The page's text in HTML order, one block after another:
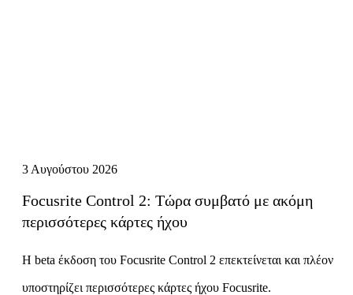
3 Αυγούστου 2026
Focusrite Control 2: Τώρα συμβατό με ακόμη
περισσότερες κάρτες ήχου
Η beta έκδοση του Focusrite Control 2 επεκτείνεται και πλέον
υποστηρίζει περισσότερες κάρτες ήχου Focusrite.